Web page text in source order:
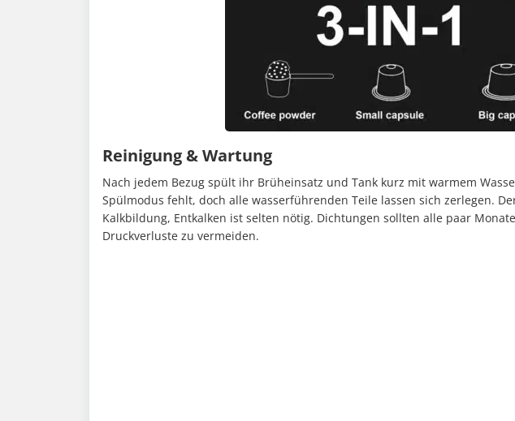
Reinigung & Wartung
Nach jedem Bezug spült ihr Brüheinsatz und Tank kurz mit warmem
Spülmodus fehlt, doch alle wasserführenden Teile lassen sich zerlegen.
Kalkbildung, Entkalken ist selten nötig. Dichtungen sollten alle paar
Druckverluste zu vermeiden.